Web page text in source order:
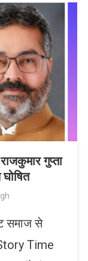
गुप्ता
समाज से
Time